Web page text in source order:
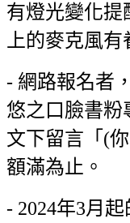
有燈光變化提
上的麥克風有
- 網路報名者
悠之口臉書粉
文下留言「(
額滿為止。
- 2024年3月